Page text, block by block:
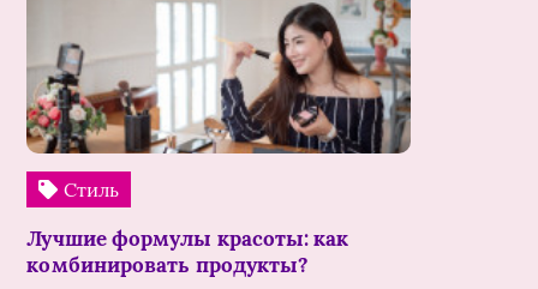
Стиль
Лучшие формулы красоты: как
комбинировать продукты?